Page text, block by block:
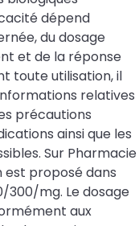
dépend
du dosage
et de la réponse
toute utilisation, il
relatives
précautions
ainsi que les
Sur Pharmacie
est proposé dans
300/mg. Le dosage
aux